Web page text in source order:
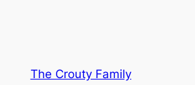
The Crouty Family